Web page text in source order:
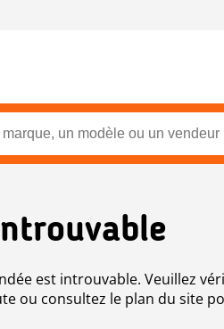
est introuvable. Veuillez
ou consultez le plan du site